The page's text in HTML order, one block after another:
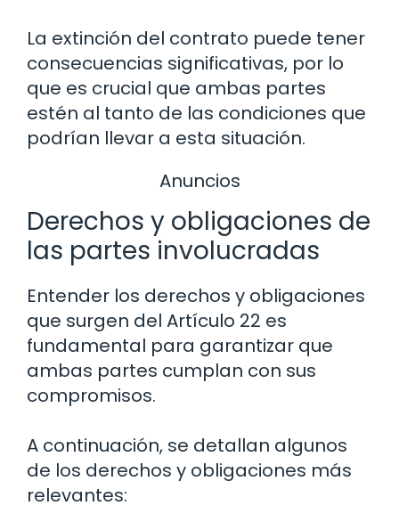
La extinción del contrato puede tener
consecuencias significativas, por lo
que es crucial que ambas partes
estén al tanto de las condiciones que
podrían llevar a esta situación.
Anuncios
Derechos y obligaciones de
las partes involucradas
Entender los derechos y obligaciones
que surgen del Artículo 22 es
fundamental para garantizar que
ambas partes cumplan con sus
compromisos.
A continuación, se detallan algunos
de los derechos y obligaciones más
relevantes: